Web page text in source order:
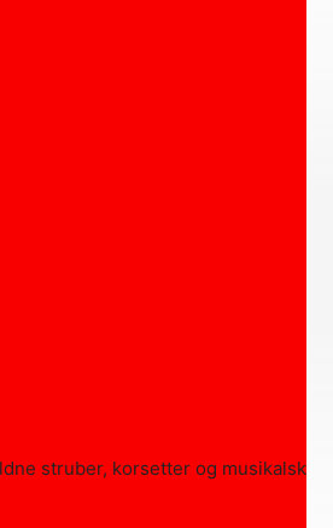
struber, korsetter og musikalsk